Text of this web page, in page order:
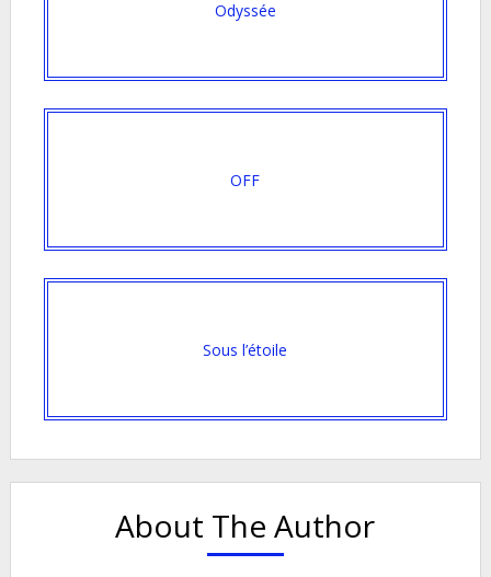
Odyssée
OFF
Sous l’étoile
About The Author